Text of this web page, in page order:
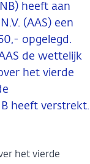
heeft aan
(AAS) een
opgelegd.
de wettelijk
het vierde
heeft verstrekt.
het vierde